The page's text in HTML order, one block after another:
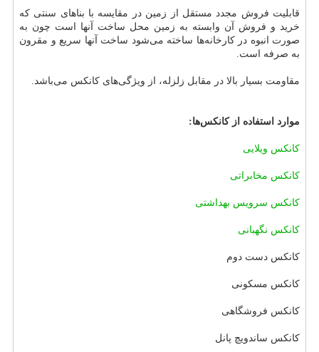
قابلیت فروش مجدد مستقل از زمین در مقایسه با بناهای سنتی که
خرید و فروش آن وابسته به زمین محل ساخت آنها است چون به
صورت انبوه در کارخانه‌ها ساخته می‌شود ساخت آنها سریع و مقرون
به صرفه است.
مقاومت بسیار بالا در مقابل زلزله، از ویژگی‌های کانکس می‌باشد.
موارد استفاده از کانکس‌ها:
کانکس ویلایی
کانکس مخابراتی
کانکس سرویس بهداشتی
کانکس نگهبانی
کانکس دست دوم
کانکس مسکونی
کانکس فروشگاهی
کانکس ساندویچ پانل